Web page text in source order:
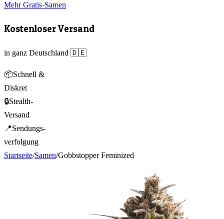
Mehr Gratis-Samen
Kostenloser Versand
in ganz Deutschland 🇩🇪
📦Schnell &
Diskret
🔒Stealth-
Versand
📍Sendungs-
verfolgung
Startseite/Samen/Gobbstopper Feminized